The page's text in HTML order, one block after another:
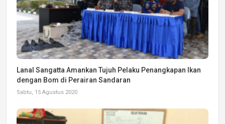
Lanal Sangatta Amankan Tujuh Pelaku Penangkapan Ikan
dengan Bom di Perairan Sandaran
Sabtu, 15 Agustus 2020